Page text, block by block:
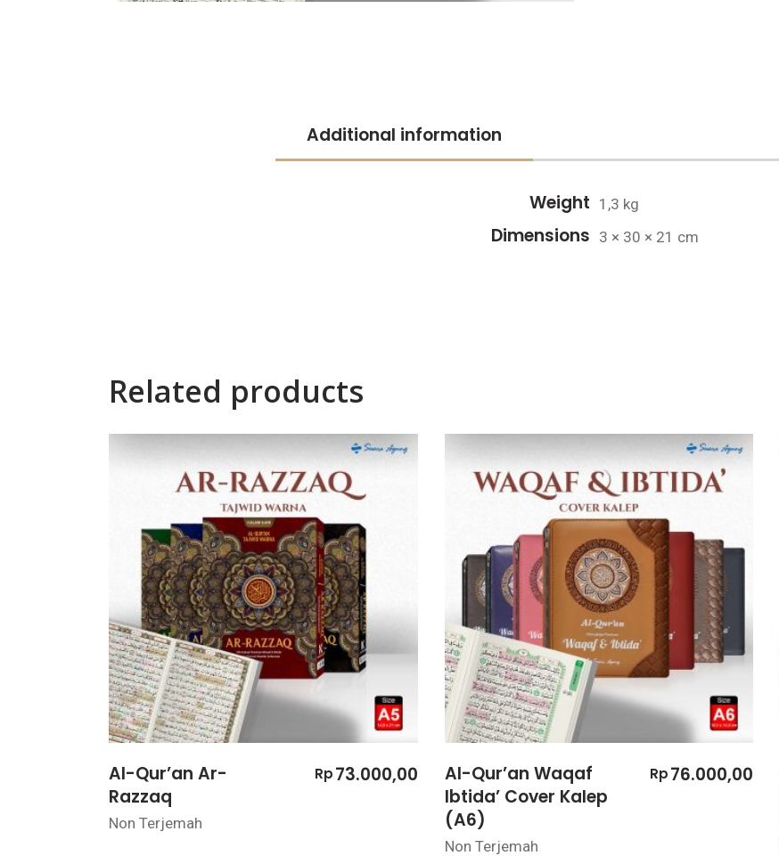
Additional information
Weight 1,3 kg
Dimensions 3 × 30 × 21 cm
Related products
Al-Qur’an Ar-
Razzaq
Rp73.000,00
Non Terjemah
Al-Qur’an Waqaf
Ibtida’ Cover Kalep
(A6)
Rp76.000,00
Non Terjemah